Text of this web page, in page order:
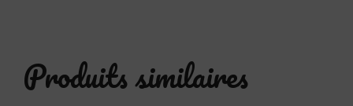
Produits similaires